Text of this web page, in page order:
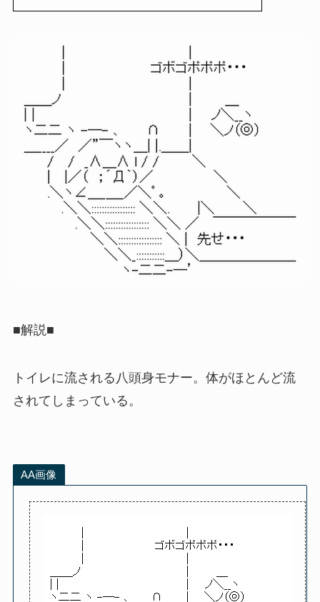
■解説■
トイレに流される八頭身モナー。体がほとんど流
されてしまっている。
AA画像